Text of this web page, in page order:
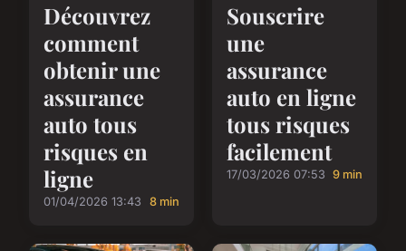
Découvrez
comment
obtenir une
assurance
auto tous
risques en
ligne
01/04/2026 13:43 8 min
Souscrire
une
assurance
auto en ligne
tous risques
facilement
17/03/2026 07:53 9 min